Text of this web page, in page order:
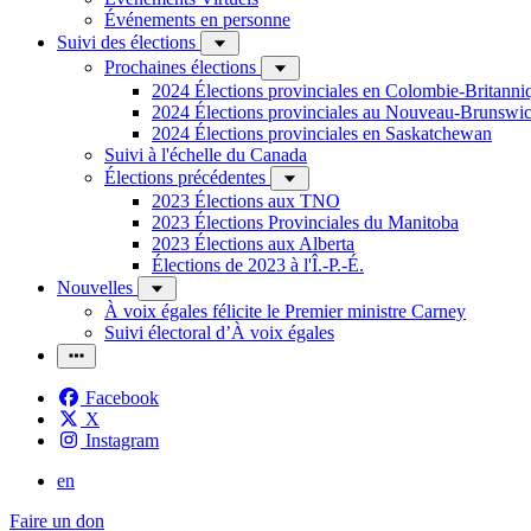
Événements en personne
Suivi des élections
Prochaines élections
2024 Élections provinciales en Colombie-
2024 Élections provinciales au Nouveau-
2024 Élections provinciales en Saskatchewan
Suivi à l'échelle du Canada
Élections précédentes
2023 Élections aux TNO
2023 Élections Provinciales du Manitoba
2023 Élections aux Alberta
Élections de 2023 à l'Î.-P.-É.
Nouvelles
À voix égales félicite le Premier ministre Carney
Suivi électoral d’À voix égales
Facebook
X
Instagram
en
Faire un don